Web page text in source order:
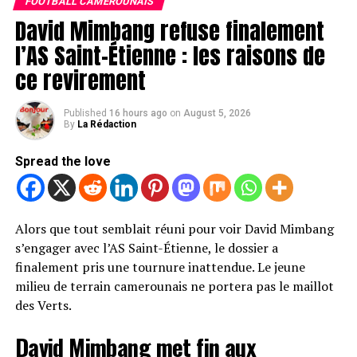
annulées.
contrat de deux saisons avec le club allemand. Les
discussions entre les différentes parties ont abouti à un
accord, ouvrant la voie à une officialisation très
prochaine.
Pour Schalke 04, cette arrivée représenterait un renfort
de poids au milieu de terrain. Le club, qui nourrit de
d’un joueur déjà habitué au très haut niveau en
Bundesliga.
Un nouveau défi pour l’international
camerounais
Après plusieurs saisons sous les couleurs de l’Eintracht
Francfort, Dina Ebimbe s’apprête à tourner une
Germain, le Lion Indomptable s’était révélé en
David Mimbang refuse finalement
l’AS Saint-Étienne : les raisons de
ce revirement
Published 16 hours ago on August 5, 2026
By La Rédaction
Spread the love
Alors que tout semblait réuni pour voir David Mimbang
s’engager avec l’AS Saint-Étienne, le dossier a
finalement pris une tournure inattendue. Le jeune
milieu de terrain camerounais ne portera pas le maillot
des Verts.
David Mimbang met fin aux